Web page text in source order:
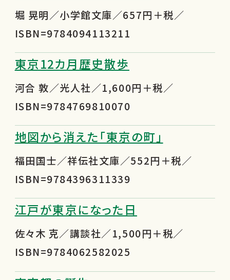
堀 晃明／小学館文庫／657円＋税／
ISBN=9784094113211
東京12カ月歴史散歩
河合 敦／光人社／1,600円＋税／
ISBN=9784769810070
地図から消えた「東京の町」
福田国士／祥伝社文庫／552円＋税／
ISBN=9784396311339
江戸が東京になった日
佐々木 克／講談社／1,500円＋税／
ISBN=9784062582025